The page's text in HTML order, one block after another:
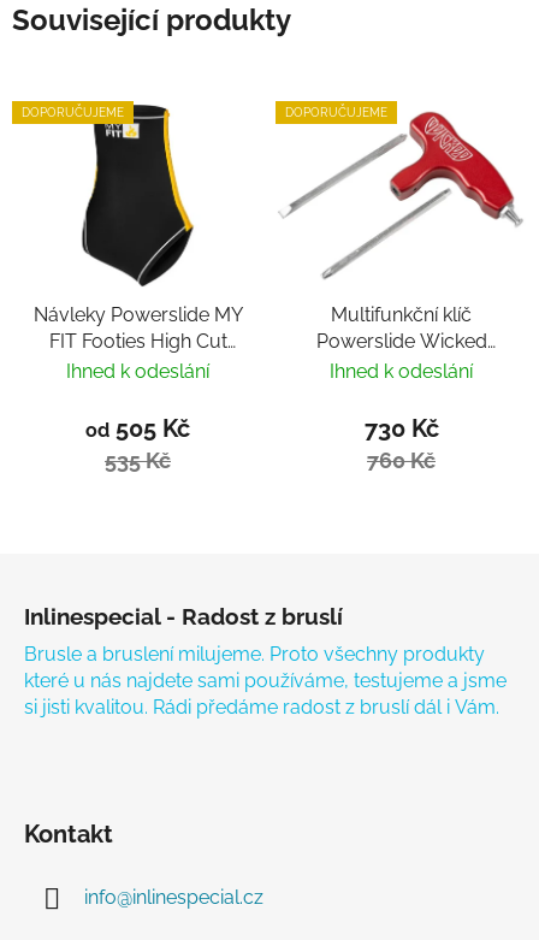
Související produkty
DOPORUČUJEME
Návleky Powerslide MY
FIT Footies High Cut
2mm
Ihned k odeslání
od 505 Kč
535 Kč
DOPORUČUJEME
Multifunkční klíč
Powerslide Wicked
Hardcore Tool
Ihned k odeslání
730 Kč
760 Kč
Inlinespecial - Radost z bruslí
Brusle a bruslení milujeme. Proto všechny produkty
které u nás najdete sami používáme, testujeme a jsme
si jisti kvalitou. Rádi předáme radost z bruslí dál i Vám.
Kontakt
info@inlinespecial.cz